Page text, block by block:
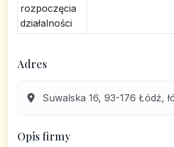
rozpoczęcia
działalności
Adres
Suwalska 16, 93-176 Łódź,
Opis firmy